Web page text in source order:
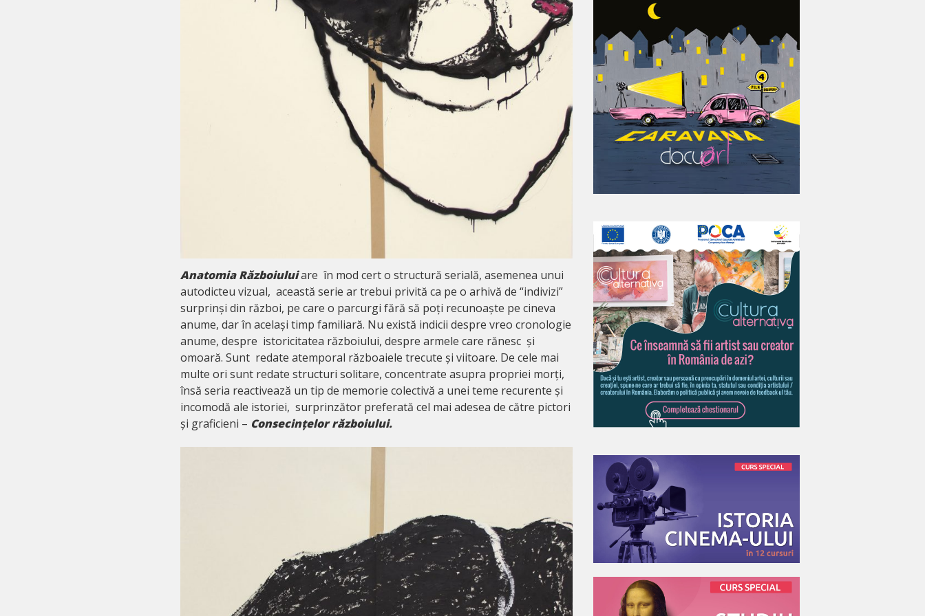
Anatomia Războiuluiare în mod cert o structură serială, asemenea unui
autodicteu vizual, această serie ar trebui privită ca pe o arhivă de “indivizi”
surprinși din război, pe care o parcurgi fără să poți recunoaște pe cineva
anume, dar în același timp familiară. Nu există indicii despre vreo cronologie
anume, despre istoricitatea războiului, despre armele care rănesc și
omoară. Sunt redate atemporal războaiele trecute și viitoare. De cele mai
multe ori sunt redate structuri solitare, concentrate asupra propriei morți,
însă seria reactivează un tip de memorie colectivă a unei teme recurente și
incomodă ale istoriei, surprinzător preferată cel mai adesea de către pictori
și graficieni – Consecințelor războiului.